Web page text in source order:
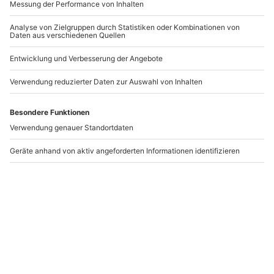
Ford Mustang Oldtimer
Tagestour Meißenheim
Meißenheim
1 Person
314,90 CHF
Oldtimer BMW R26
fahren Hannover (1
Tag)
599,90 CHF